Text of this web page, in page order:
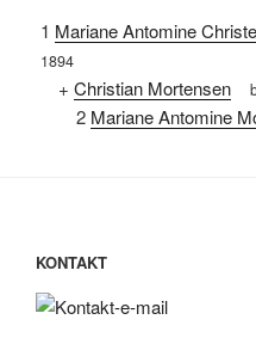
1 Mariane Antomine
1894
+ Christian Mortensen
2 Mariane Antomine
KONTAKT